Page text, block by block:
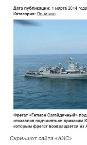
Скриншот сайта «АИС»